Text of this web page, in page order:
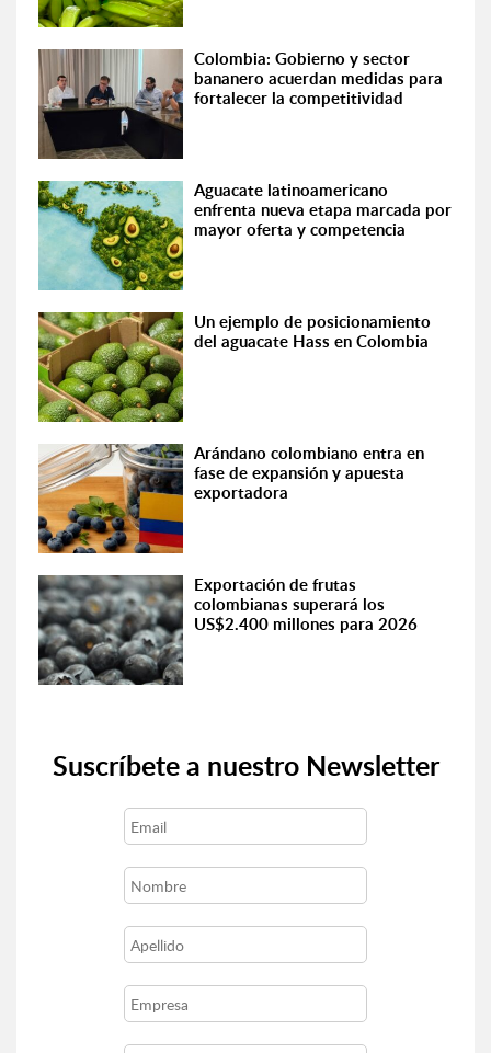
Colombia: Gobierno y sector
bananero acuerdan medidas para
fortalecer la competitividad
Aguacate latinoamericano
enfrenta nueva etapa marcada por
mayor oferta y competencia
Un ejemplo de posicionamiento
del aguacate Hass en Colombia
Arándano colombiano entra en
fase de expansión y apuesta
exportadora
Exportación de frutas
colombianas superará los
US$2.400 millones para 2026
Suscríbete a nuestro Newsletter